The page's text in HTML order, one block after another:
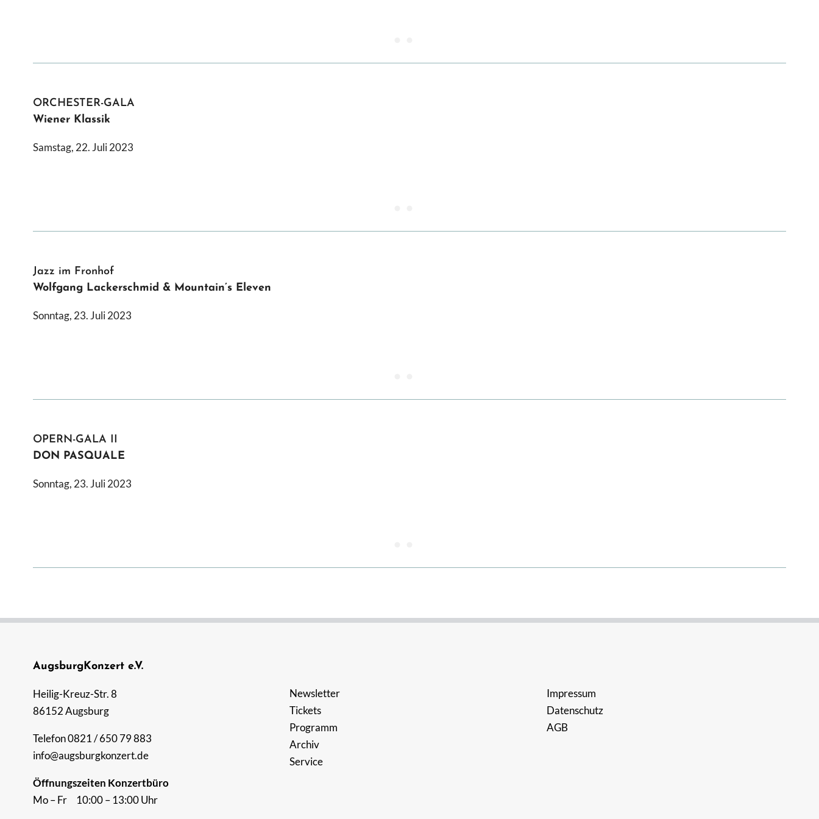
ORCHESTER-GALA
Wiener Klassik
Samstag, 22. Juli 2023
Jazz im Fronhof
Wolfgang Lackerschmid & Mountain’s Eleven
Sonntag, 23. Juli 2023
OPERN-GALA II
DON PASQUALE
Sonntag, 23. Juli 2023
AugsburgKonzert e.V.
Heilig-Kreuz-Str. 8
86152 Augsburg
Telefon 0821 / 650 79 883
info@augsburgkonzert.de
Öffnungszeiten Konzertbüro
Mo – Fr 10:00 – 13:00 Uhr
Newsletter
Tickets
Programm
Archiv
Service
Impressum
Datenschutz
AGB